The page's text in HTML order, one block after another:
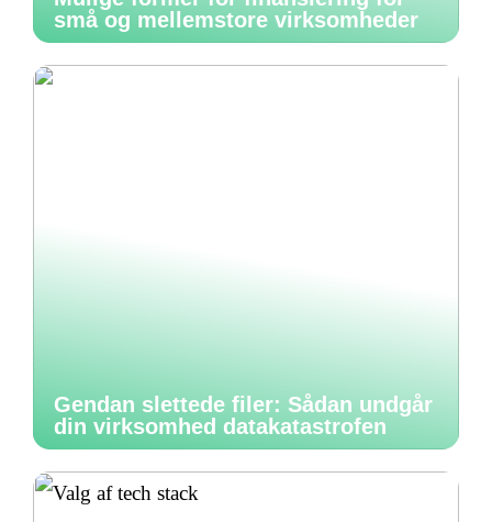
små og mellemstore virksomheder
Gendan slettede filer: Sådan undgår
din virksomhed datakatastrofen